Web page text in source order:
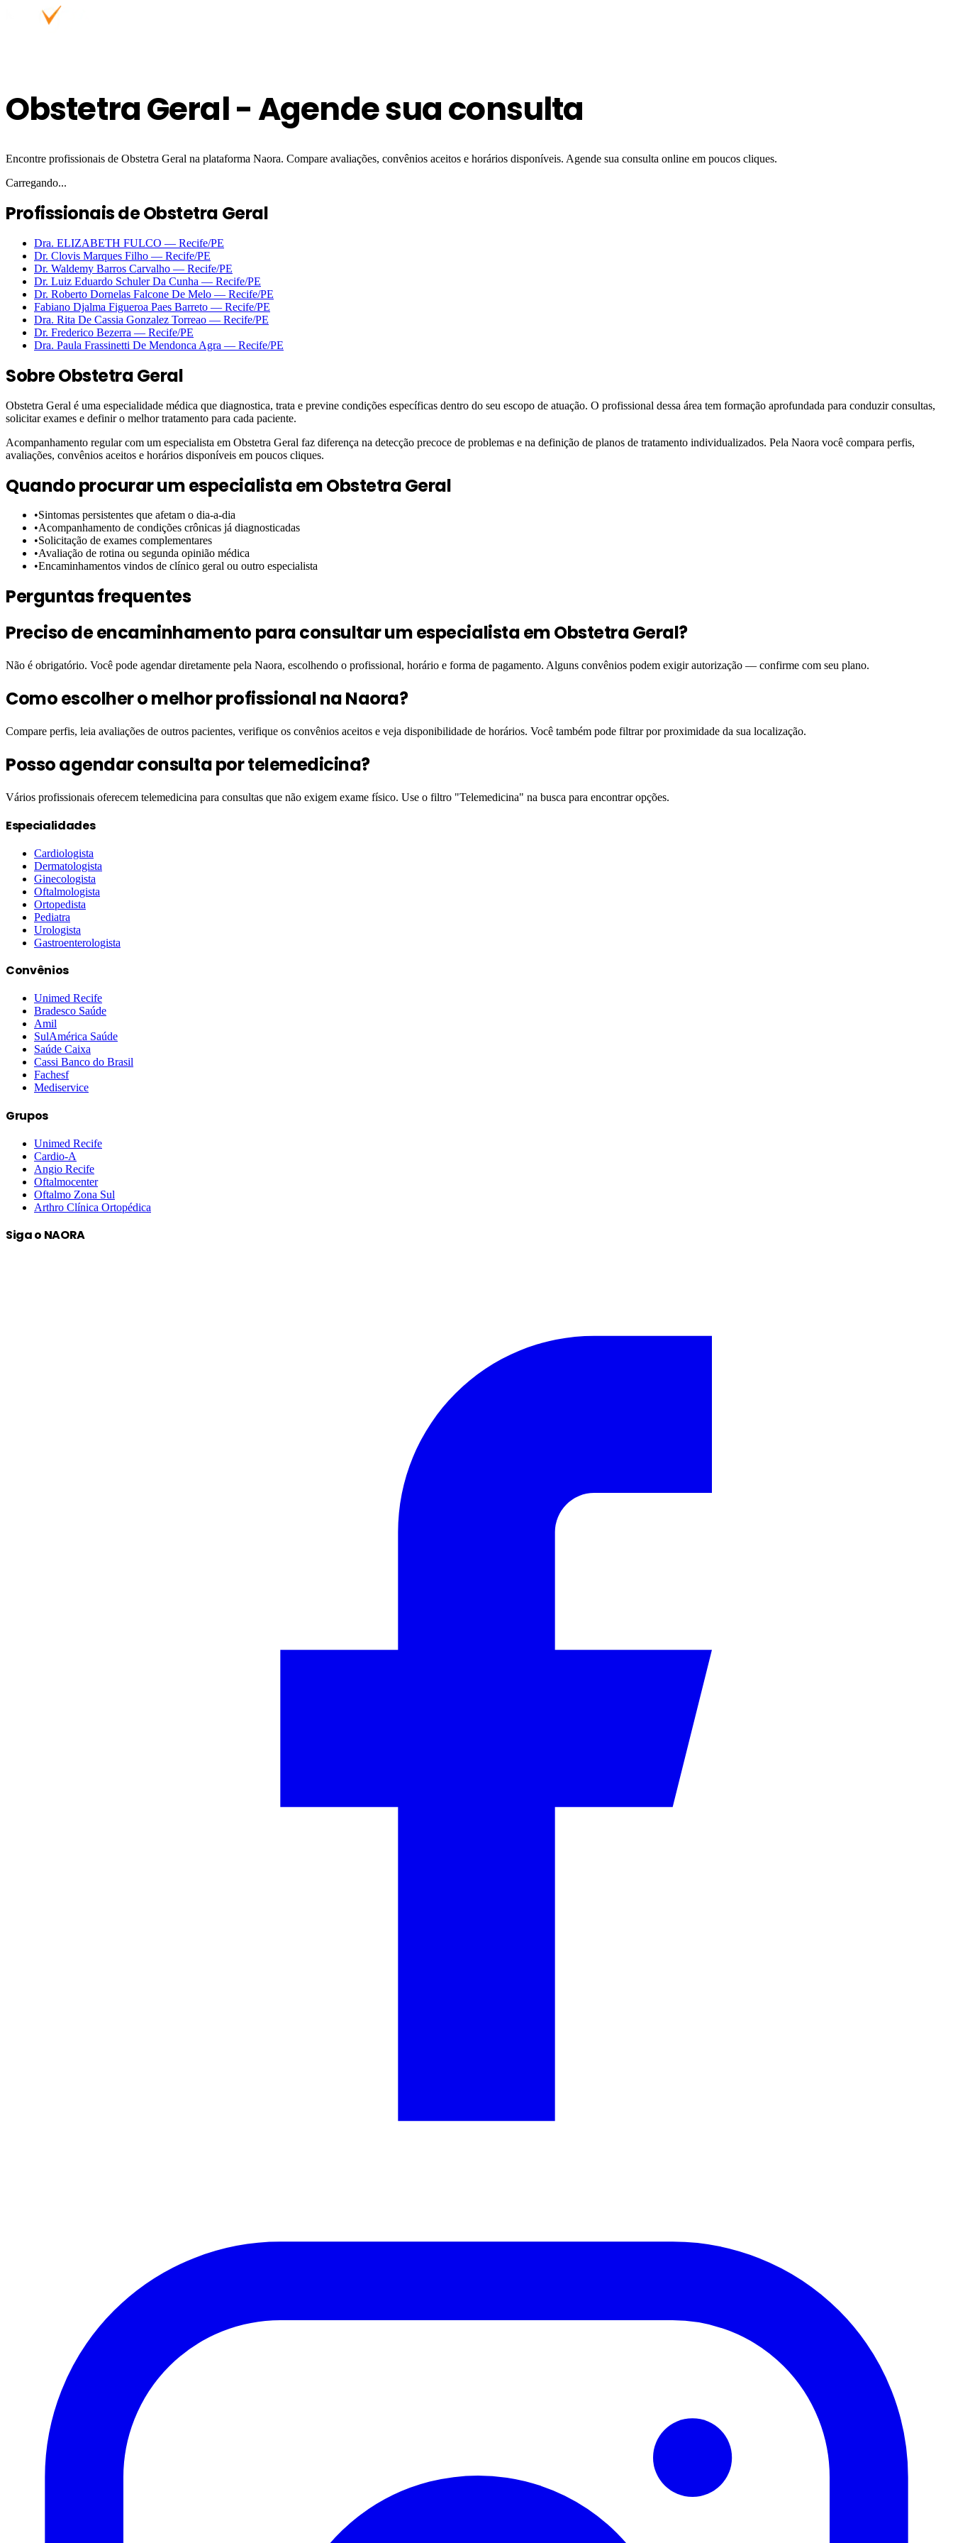
Obstetra Geral - Agende sua consulta
Encontre profissionais de Obstetra Geral na plataforma Naora. Compare avaliações, convênios aceitos e horários disponíveis. Agende sua consulta online em poucos cliques.
Carregando...
Profissionais de Obstetra Geral
Dra. ELIZABETH FULCO — Recife/PE
Dr. Clovis Marques Filho — Recife/PE
Dr. Waldemy Barros Carvalho — Recife/PE
Dr. Luiz Eduardo Schuler Da Cunha — Recife/PE
Dr. Roberto Dornelas Falcone De Melo — Recife/PE
Fabiano Djalma Figueroa Paes Barreto — Recife/PE
Dra. Rita De Cassia Gonzalez Torreao — Recife/PE
Dr. Frederico Bezerra — Recife/PE
Dra. Paula Frassinetti De Mendonca Agra — Recife/PE
SobreObstetra Geral
Obstetra Geral é uma especialidade médica que diagnostica, trata e previne condições específicas dentro do seu escopo de atuação. O profissional dessa área tem formação aprofundada para conduzir consultas,
solicitar exames e definir o melhor tratamento para cada paciente.
Acompanhamento regular com um especialista em Obstetra Geral faz diferença na detecção precoce de problemas e na definição de planos de tratamento individualizados. Pela Naora você compara perfis,
avaliações, convênios aceitos e horários disponíveis em poucos cliques.
Quando procurar um especialista emObstetra Geral
•Sintomas persistentes que afetam o dia-a-dia
•Acompanhamento de condições crônicas já diagnosticadas
•Solicitação de exames complementares
•Avaliação de rotina ou segunda opinião médica
•Encaminhamentos vindos de clínico geral ou outro especialista
Perguntas frequentes
Preciso de encaminhamento para consultar um especialista em Obstetra Geral?
Não é obrigatório. Você pode agendar diretamente pela Naora, escolhendo o profissional, horário e forma de pagamento. Alguns convênios podem exigir autorização — confirme com seu plano.
Como escolher o melhor profissional na Naora?
Compare perfis, leia avaliações de outros pacientes, verifique os convênios aceitos e veja disponibilidade de horários. Você também pode filtrar por proximidade da sua localização.
Posso agendar consulta por telemedicina?
Vários profissionais oferecem telemedicina para consultas que não exigem exame físico. Use o filtro "Telemedicina" na busca para encontrar opções.
Especialidades
Cardiologista
Dermatologista
Ginecologista
Oftalmologista
Ortopedista
Pediatra
Urologista
Gastroenterologista
Convênios
Unimed Recife
Bradesco Saúde
Amil
SulAmérica Saúde
Saúde Caixa
Cassi Banco do Brasil
Fachesf
Mediservice
Grupos
Unimed Recife
Cardio-A
Angio Recife
Oftalmocenter
Oftalmo Zona Sul
Arthro Clínica Ortopédica
Siga o NAORA